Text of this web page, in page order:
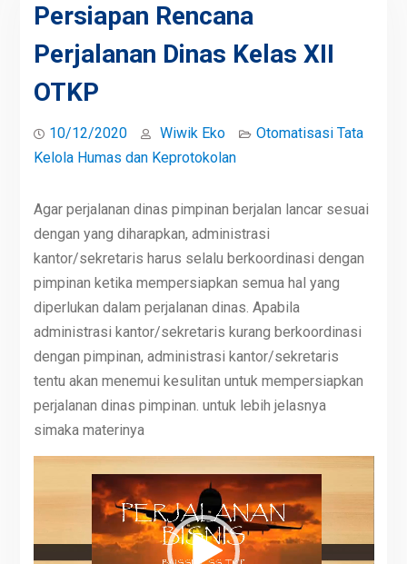
Persiapan Rencana
Perjalanan Dinas Kelas XII
OTKP
10/12/2020 Wiwik Eko
Otomatisasi Tata
Kelola Humas dan Keprotokolan
Agar perjalanan dinas pimpinan berjalan lancar sesuai
dengan yang diharapkan, administrasi
kantor/sekretaris harus selalu berkoordinasi dengan
pimpinan ketika mempersiapkan semua hal yang
diperlukan dalam perjalanan dinas. Apabila
administrasi kantor/sekretaris kurang berkoordinasi
dengan pimpinan, administrasi kantor/sekretaris
tentu akan menemui kesulitan untuk mempersiapkan
perjalanan dinas pimpinan. untuk lebih jelasnya
simaka materinya